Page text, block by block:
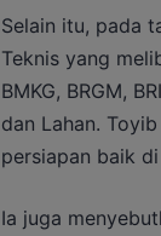
Selain itu, pada
Teknis yang
BMKG, BRGM,
dan Lahan.
persiapan baik
Ia juga